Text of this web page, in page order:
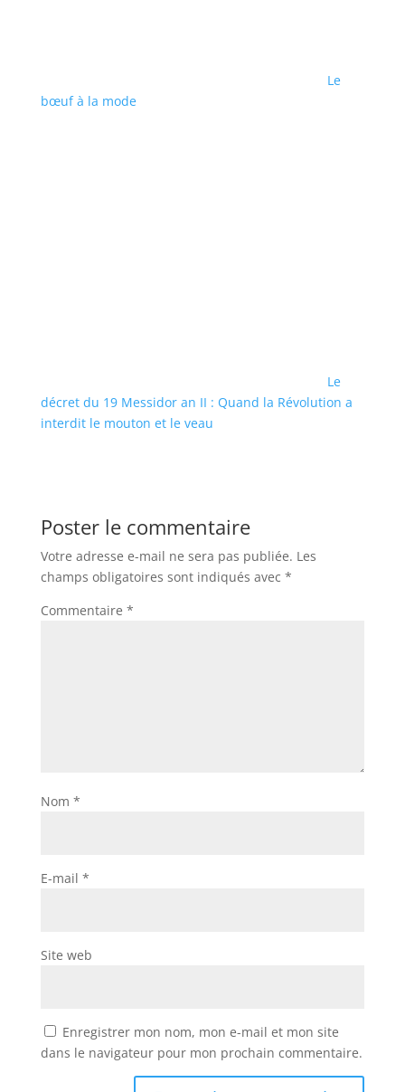
Le
bœuf à la mode
Le
décret du 19 Messidor an II : Quand la Révolution a
interdit le mouton et le veau
Poster le commentaire
Votre adresse e-mail ne sera pas publiée. Les
champs obligatoires sont indiqués avec *
Commentaire *
Nom *
E-mail *
Site web
Enregistrer mon nom, mon e-mail et mon site
dans le navigateur pour mon prochain commentaire.